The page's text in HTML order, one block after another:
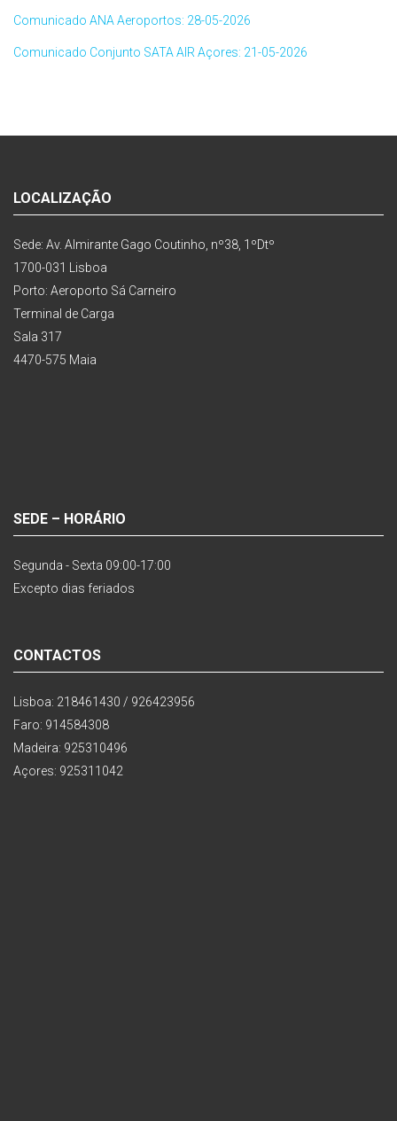
Comunicado ANA Aeroportos: 28-05-2026
Comunicado Conjunto SATA AIR Açores: 21-05-2026
LOCALIZAÇÃO
Sede: Av. Almirante Gago Coutinho, nº38, 1ºDtº
1700-031 Lisboa
Porto: Aeroporto Sá Carneiro
Terminal de Carga
Sala 317
4470-575 Maia
SEDE – HORÁRIO
Segunda - Sexta 09:00-17:00
Excepto dias feriados
CONTACTOS
Lisboa: 218461430 / 926423956
Faro: 914584308
Madeira: 925310496
Açores: 925311042